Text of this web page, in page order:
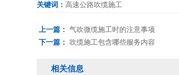
关键词： 高速公路吹缆施工
上一篇： 气吹微缆施工时的注意事项
下一篇：
吹缆施工包含哪些服务内容
相关信息